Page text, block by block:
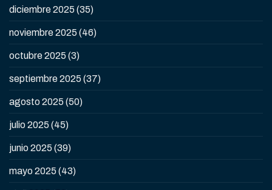
diciembre 2025 (35)
noviembre 2025 (46)
octubre 2025 (3)
septiembre 2025 (37)
agosto 2025 (50)
julio 2025 (45)
junio 2025 (39)
mayo 2025 (43)